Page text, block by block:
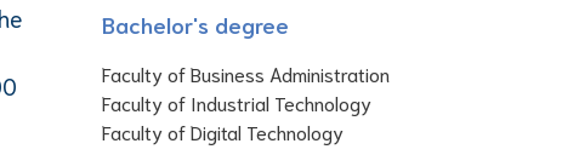
Bachelor's degree
Faculty of Business Administration
Faculty of Industrial Technology
Faculty of Digital Technology